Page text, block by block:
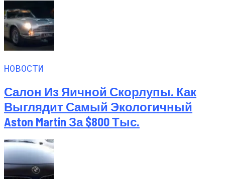
НОВОСТИ
Салон Из Яичной Скорлупы. Как
Выглядит Самый Экологичный
Aston Martin За $800 Тыс.